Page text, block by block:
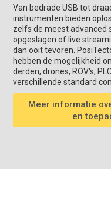
Van bedrade USB tot
instrumenten bieden
zelfs de meest advanced
opgeslagen of live
dan ooit tevoren.
hebben de mogelijkheid
derden, drones, ROV's,
verschillende standard
Meer informatie
en